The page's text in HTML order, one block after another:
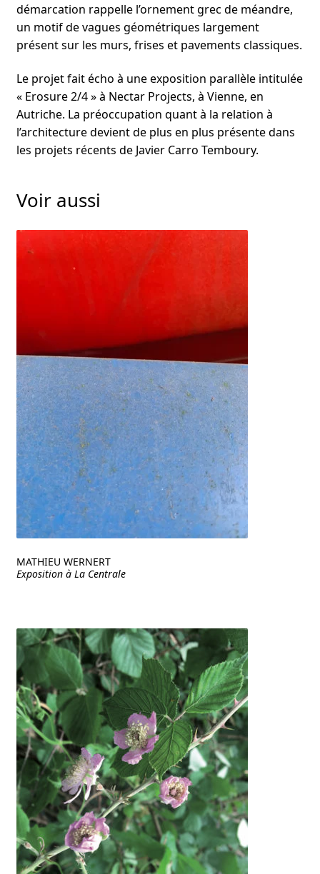
démarcation rappelle l’ornement grec de méandre,
un motif de vagues géométriques largement
présent sur les murs, frises et pavements classiques.
Le projet fait écho à une exposition parallèle intitulée
« Erosure 2/4 » à Nectar Projects, à Vienne, en
Autriche. La préoccupation quant à la relation à
l’architecture devient de plus en plus présente dans
les projets récents de Javier Carro Temboury.
Voir aussi
MATHIEU WERNERT
Exposition à La Centrale